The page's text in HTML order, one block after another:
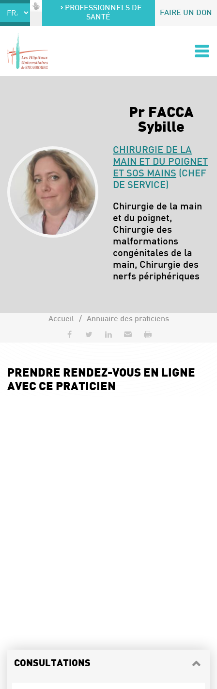
Accéder au contenu
Accéder au menuPROFESSIONNELS DE
SANTÉ
FAIRE UN DON
Pr FACCA
Sybille
CHIRURGIE DE LA
MAIN ET DU POIGNET
ET SOS MAINS (CHEF
DE SERVICE)
Spécialités :
Chirurgie de la main
et du poignet,
Chirurgie des
malformations
congénitales de la
main, Chirurgie des
nerfs périphériques
Accueil Annuaire des praticiens
Partager sur Facebook
Partager sur Twitter
Partager sur LinkedIn
Envoyer par e-mail
PRENDRE RENDEZ-VOUS EN LIGNE
AVEC CE PRATICIEN
CONSULTATIONS